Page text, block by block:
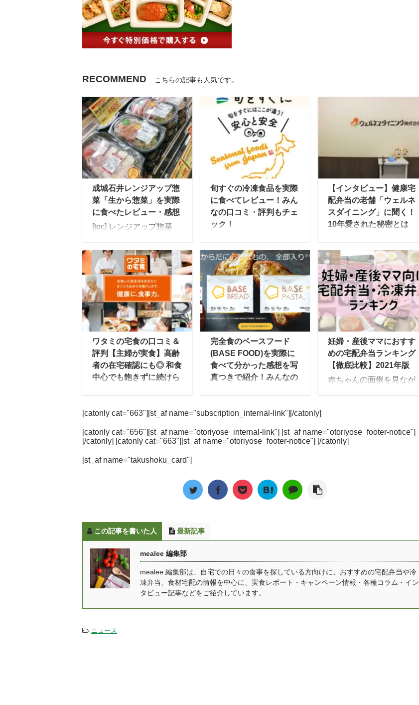
RECOMMEND こちらの記事も人気です。
成城石井レンジアップ惣
菜「生から惣菜」を実際
に食べたレビュー・感想
[toc] レンジアップ惣菜
を求めて成城石井の店舗
へ スーパーマーケット成
城石井は、直輸入ワイ
ン、チーズ、自家製惣
菜、生鮮食品、輸入菓子
など、日本だけでなく海
外各地から取り寄せた、
選りすぐりの食品をそろ
えていることで有名で
す。 だいすけちょっとい
いものを置いている良質
な高級スーパーというイ
メージですね。 その成城
レー製造メーカー最大手
のエフピコ社と組んで販
売しているのが「レンジ
惣菜」シリーズです。 特
旬すぐの冷凍食品を実際
に食べてレビュー！みん
なの口コミ・評判もチェ
ック！
会社ファンデリーが運営
する宅配食で旬の食材を
すぐに届けることから
「旬すぐ」とも呼ばれて
います。 信頼の置ける生
産者が作る食材を使い、
食品添加物を使用せずに
調理した冷凍食品を宅配
ですぐに届けてくれるサ
ービスとなっています。
安全な野菜を40種類以上
使用して作られる料理
は、管理栄養士が監修し
バッチリです。 また、日
本の四季を大切にし、そ
の時に仕入れた旬の食材
とないと言われていま
す。 ゆいこ家に居ながら
全国の旬の食材を味わえ
【インタビュー】健康宅
配弁当の老舗「ウェルネ
スダイニング」に聞く！
10年愛された秘密とは
いえば、制限食を中心と
した冷凍宅配弁当を2011
年から提供している宅配
弁当業界の中でも老舗の
企業です。 そんな同社が
10年にわたって支持され
てきた秘密をインタビュ
ーを通じて明らかにして
いきたいと思います。ま
た、最近発売した「制限
食料理キット」と「ベジ
活スープ食」新メニュー
のコンセプトについても
ングとは mealee この度
はインタビューを受けて
ワタミの宅食の口コミ＆
評判【主婦が実食】高齢
者の在宅確認にも◎ 和食
中心でも飽きずに続けら
のワタミの宅食は、介護
事業大手のワタミが届け
る、高齢者＆シニア向け
す。 この記事では、ワタ
の口コミだけでなく実際
に食べた感想もお伝えし
ます。 ゆいこワタミの宅
食を私だけでなく祖母に
も頼んでみて感想を聞き
ました→ レビューはこち
ら ワタミの宅食は「まご
ころスタッフ」といわれ
が、毎日直接手渡しでそ
完全食のベースフード
(BASE FOOD)を実際に
食べて分かった感想を写
真つきで紹介！みんなの
BASEFOOD(ベースフー
ド)は健康的な食事を簡
単にとれるように、主食
た新しいタイプの食事で
す。 全粒粉をベースに
合成着色料などは不使用
なので、毎日食べる食事
としても安心です。 ゆい
こ毎日栄養を考えて献立
妊婦・産後ママにおすす
めの宅配弁当ランキング
【徹底比較】2021年版
赤ちゃんの面倒を見なが
くて栄養バランスの良い
お弁当を届けてくれる
ためのストックとしても
活用できますので、自分
を選んでみて下さいね。
[catonly cat="663"][st_af name="subscription_internal-link"][/catonly]
[catonly cat="656"][st_af name="otoriyose_internal-link"] [st_af name="otoriyose_footer-notice"]
[/catonly] [catonly cat="663"][st_af name="otoriyose_footer-notice"] [/catonly]
[st_af name="takushoku_card"]
この記事を書いた人 最新記事
mealee 編集部
mealee 編集部は、自宅での日々の食事を探している方向けに、おすすめの宅配弁当や冷
凍弁当、食材宅配の情報を中心に、実食レポート・キャンペーン情報・各種コラム・イン
タビュー記事などをご紹介しています。
-ニュース